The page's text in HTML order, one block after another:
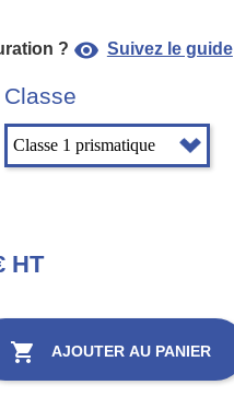
? visibility Suivez le guide
Classe
HT
 AJOUTER AU PANIER